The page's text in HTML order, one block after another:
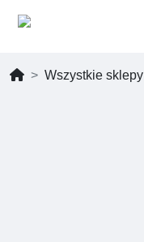
Wszystkie sklepy